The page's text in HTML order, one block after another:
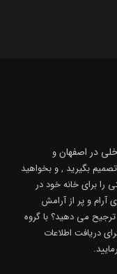
در اصفهانو
بگیرید , و بخواهید
برای خانه خود در
آرام و پر از آرامش
ترجیح می دهید؟ با گروه
دریافت اطلاعات